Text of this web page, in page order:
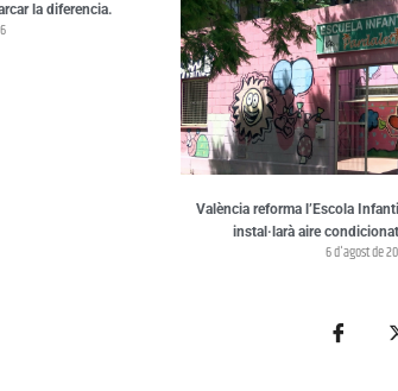
la diferencia.
València reforma l’Escola
instal·larà aire
6 d'agost de